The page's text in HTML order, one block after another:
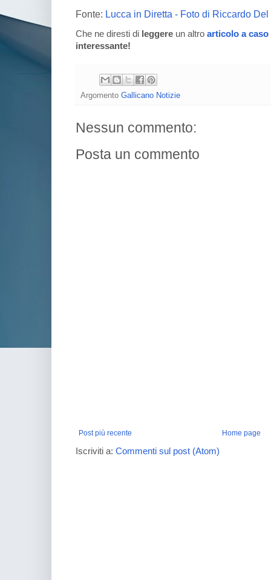
Fonte: Lucca in Diretta - Foto di Riccardo
Che ne diresti di leggere un altro articolo a caso
interessante!
Argomento Gallicano Notizie
Nessun commento:
Posta un commento
Post più recente Home page
Iscriviti a: Commenti sul post (Atom)